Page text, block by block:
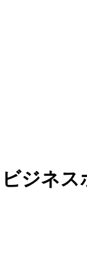
ジネ